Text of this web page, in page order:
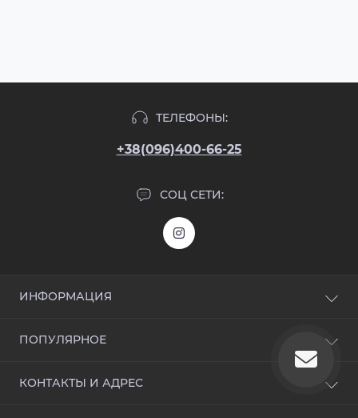
ТЕЛЕФОНЫ:
+38(096)400-66-25
СОЦ СЕТИ:
ИНФОРМАЦИЯ
Отзывы
Возврат товара
ПОПУЛЯРНОЕ
Дверная фурнитура
КОНТАКТЫ И АДРЕС